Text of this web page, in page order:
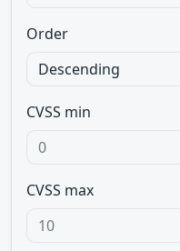
Order
CVSS min
CVSS max